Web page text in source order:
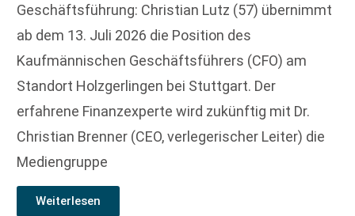
Geschäftsführung: Christian Lutz (57) übernimmt
ab dem 13. Juli 2026 die Position des
Kaufmännischen Geschäftsführers (CFO) am
Standort Holzgerlingen bei Stuttgart. Der
erfahrene Finanzexperte wird zukünftig mit Dr.
Christian Brenner (CEO, verlegerischer Leiter) die
Mediengruppe
Weiterlesen